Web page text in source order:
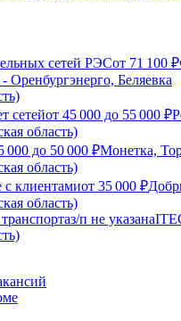
сетей РЭСот 71 100 ₽
Беляевка
сетейот 45 000 до 55 000 ₽
область)
000 до 50 000 ₽Монетка,
область)
клиентамиот 35 000 ₽
область)
з/п не указана